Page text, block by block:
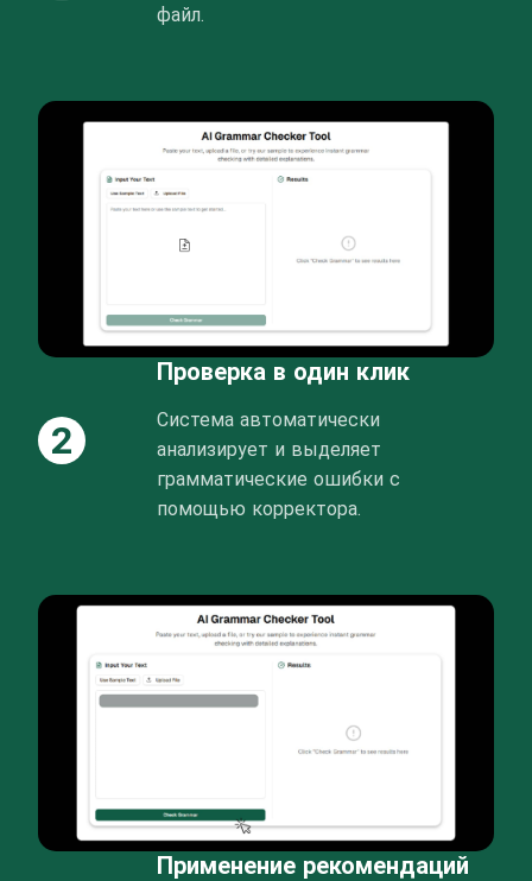
файл.
2
Проверка в один клик
Система автоматически
анализирует и выделяет
грамматические ошибки с
помощью корректора.
Применение рекомендаций